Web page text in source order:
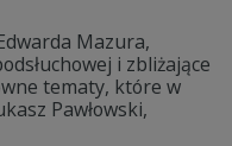
Mazura,
i zbliżające
tematy, które w
Pawłowski,